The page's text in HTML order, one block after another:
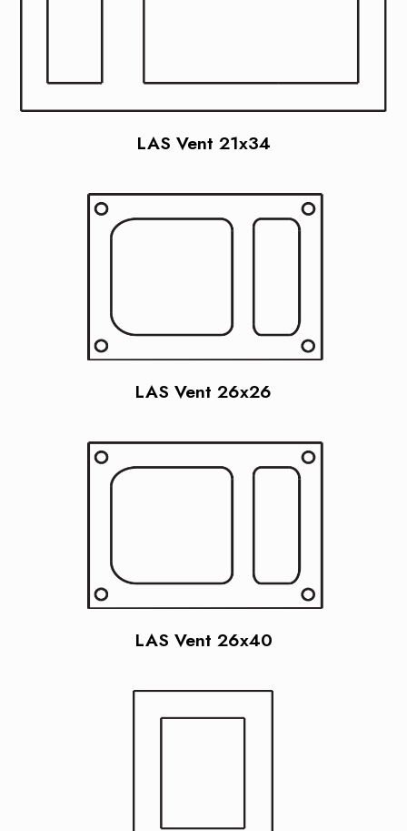
LAS Vent 21x34
LAS Vent 26x26
LAS Vent 26x40